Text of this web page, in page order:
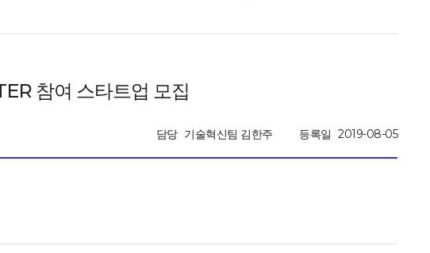
참여 스타트업 모집
담당 기술혁신팀 김한주 등록일 2019-08-05